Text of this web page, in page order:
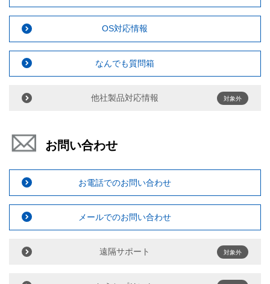
OS対応情報
なんでも質問箱
他社製品対応情報 対象外
お問い合わせ
お電話でのお問い合わせ
メールでのお問い合わせ
遠隔サポート 対象外